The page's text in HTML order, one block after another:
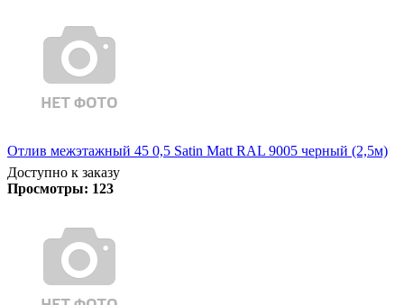
Отлив межэтажный 45 0,5 Satin Matt RAL 9005 черный (2,5м)
Доступно к заказу
Просмотры: 123